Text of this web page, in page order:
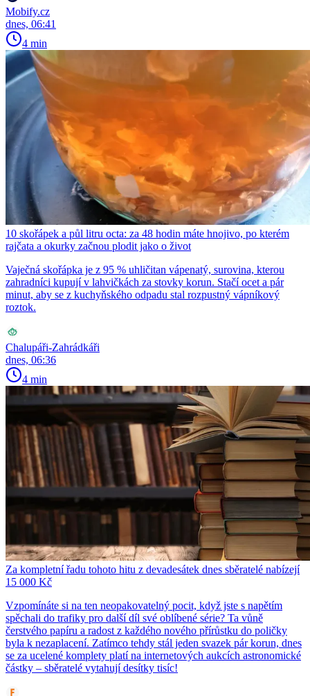
Mobify.cz
dnes, 06:41
4 min
10 skořápek a půl litru octa: za 48 hodin máte hnojivo, po kterém
rajčata a okurky začnou plodit jako o život
Vaječná skořápka je z 95 % uhličitan vápenatý, surovina, kterou
zahradníci kupují v lahvičkách za stovky korun. Stačí ocet a pár
minut, aby se z kuchyňského odpadu stal rozpustný vápníkový
roztok.
Chalupáři-Zahrádkáři
dnes, 06:36
4 min
Za kompletní řadu tohoto hitu z devadesátek dnes sběratelé nabízejí
15 000 Kč
Vzpomínáte si na ten neopakovatelný pocit, když jste s napětím
spěchali do trafiky pro další díl své oblíbené série? Ta vůně
čerstvého papíru a radost z každého nového přírůstku do poličky
byla k nezaplacení. Zatímco tehdy stál jeden svazek pár korun, dnes
se za ucelené komplety platí na internetových aukcích astronomické
částky – sběratelé vytahují desítky tisíc!